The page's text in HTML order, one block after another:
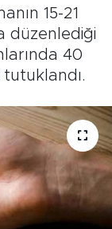
15-21
düzenlediği
40
tutuklandı.